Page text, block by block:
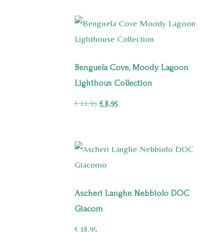
Benguela Cove, Moody Lagoon
Lighthous Collection
€11,95 Oorspronkelijke
€ 11,95.
€8,95Huidige
€ 8,95.
Ascheri Langhe Nebbiolo DOC
Giacom
€18,95